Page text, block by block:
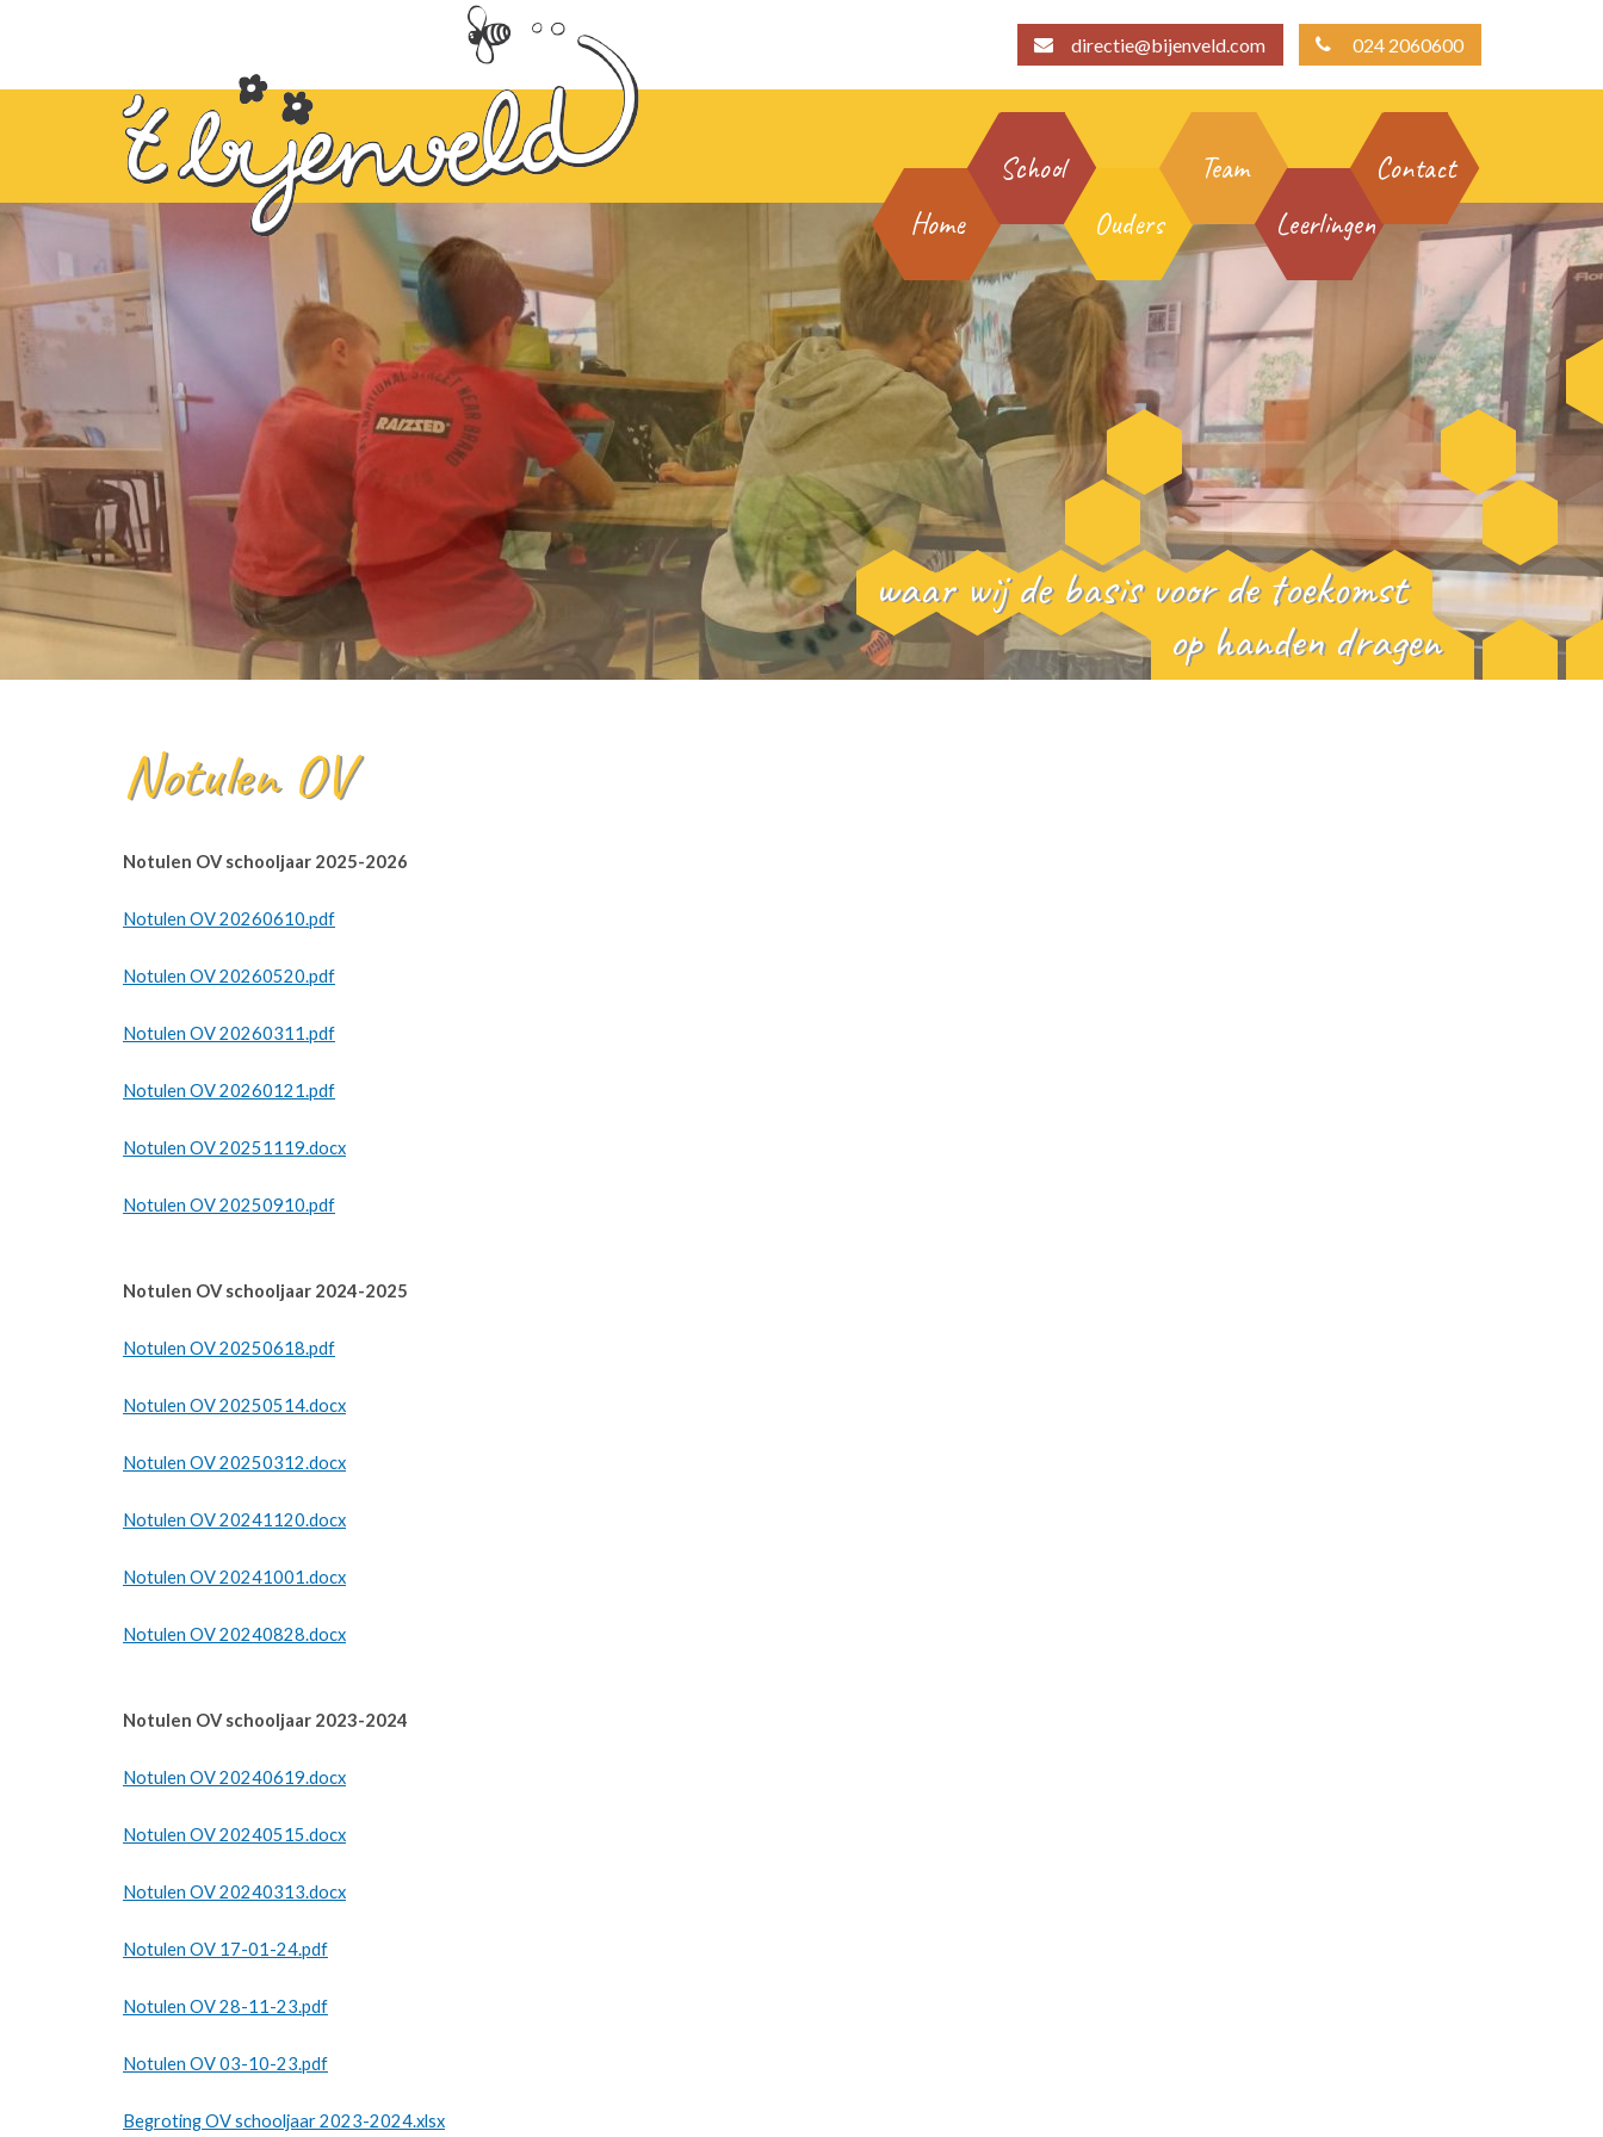
directie@bijenveld.com 024 2060600
Home
School
Ouders
Team
Leerlingen
Contact
waar wij de basis voor de toekomst
op handen dragen
Notulen OV
Notulen OV schooljaar 2025-2026
Notulen OV 20260610.pdf
Notulen OV 20260520.pdf
Notulen OV 20260311.pdf
Notulen OV 20260121.pdf
Notulen OV 20251119.docx
Notulen OV 20250910.pdf
Notulen OV schooljaar 2024-2025
Notulen OV 20250618.pdf
Notulen OV 20250514.docx
Notulen OV 20250312.docx
Notulen OV 20241120.docx
Notulen OV 20241001.docx
Notulen OV 20240828.docx
Notulen OV schooljaar 2023-2024
Notulen OV 20240619.docx
Notulen OV 20240515.docx
Notulen OV 20240313.docx
Notulen OV 17-01-24.pdf
Notulen OV 28-11-23.pdf
Notulen OV 03-10-23.pdf
Begroting OV schooljaar 2023-2024.xlsx